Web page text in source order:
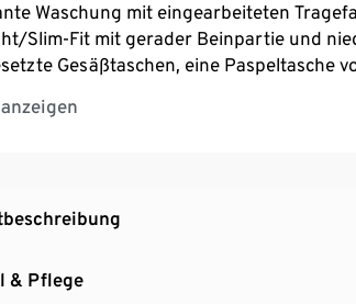
Waschung mit eingearbeiteten
Slim-Fit mit gerader Beinpartie und
Gesäßtaschen, eine Paspeltasche
Baumwollqualität mit Stretchanteil für
& Pflege